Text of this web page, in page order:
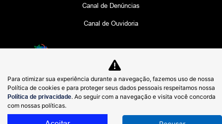
Canal de Denúncias
Canal de Ouvidoria
COMERCIAL PROTON LIMITADA
49.150.086/0001-28
Para otimizar sua experiência durante a navegação, fazemos uso de nossa
Política de cookies e para proteger seus dados pessoais respeitamos nossa
Política de privacidade . Ao seguir com a navegação e visita você concorda
com nossas políticas.
Aceitar Recusar